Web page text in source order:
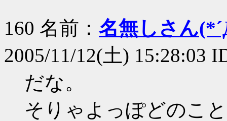
160 名前： 名無しさん
2005/11/12(土) 15:28:03
だな。
そりゃよっぽどのこ